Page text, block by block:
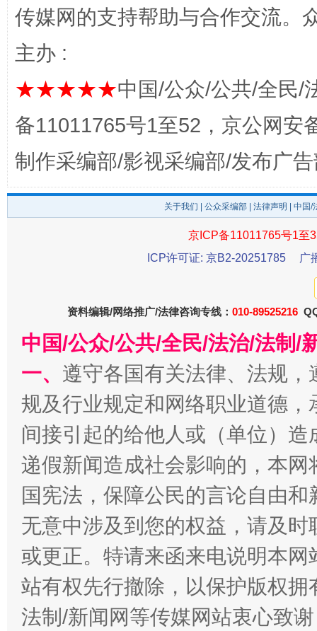
千年窑火 生生不息
传媒网的支持帮助与合作交流。
主办 :
★★★★★中国/公众/公共/全民/
备11011765号1至52，京公网安
制作采编部/影视采编部/发布广
关于我们 公众采编部 法律声明 | 中国
京ICP备11011765号1至
ICP许可证: 京B2-20251785
广
资料编辑/网络推广/法律咨询专线： 010-89525216
中国/公众/公共/全民/法治/法制/
一、 遵守各国有关法律、法规
规及行业规定和网络职业道德
间接引起的给他人或（单位）
递假新闻造成社会影响的，本
国宪法，保障公民的言论自由
无意中涉及到您的权益，请及
或更正。特请来函来电说明本
站有权先行撤除，以保护版权
法制/新闻网等传媒网站衷心致